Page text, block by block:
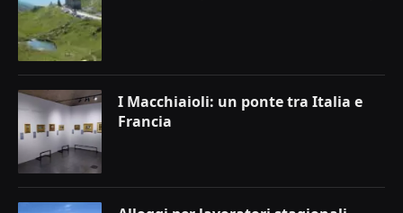
I Macchiaioli: un ponte tra Italia e
Francia